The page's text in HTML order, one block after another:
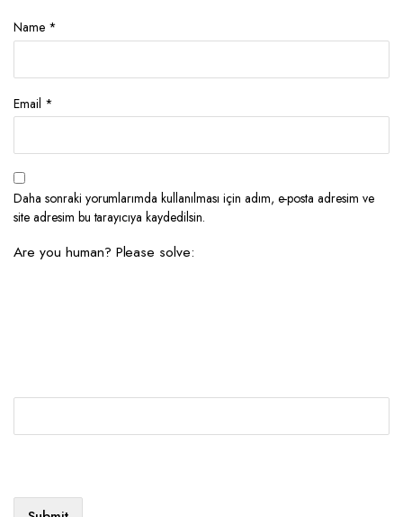
Name *
Email *
Daha sonraki yorumlarımda kullanılması için adım, e-posta adresim ve
site adresim bu tarayıcıya kaydedilsin.
Are you human? Please solve: